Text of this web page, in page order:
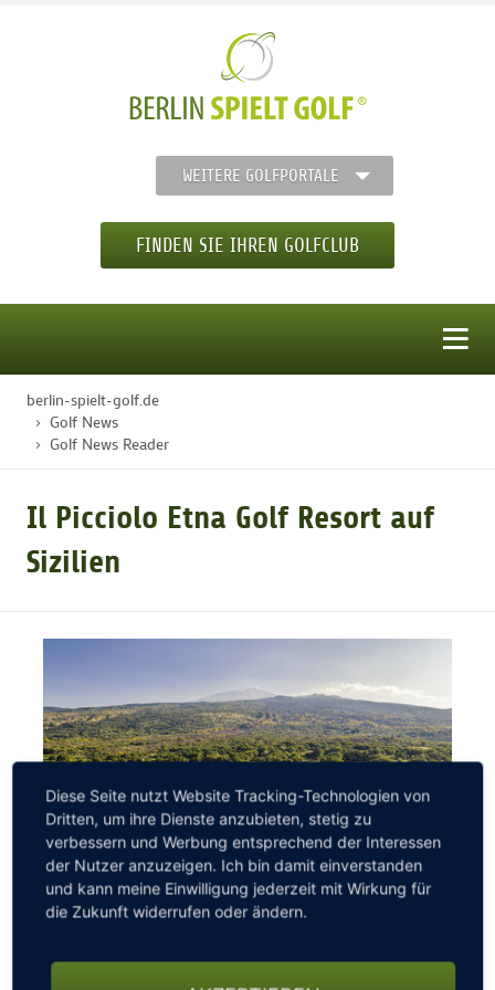
WEITERE GOLFPORTALE
FINDEN SIE IHREN GOLFCLUB
STARTSEITE
GOLFTURNIERE
MITGLIEDSCHAFT
GOLF NEWS
GOLFEINSTEIGER
GOLFHOTELS
berlin-spielt-golf.de
Golf News
Golf News Reader
Il Picciolo Etna Golf Resort auf
Sizilien
Das nur 56 Kilometer von Catania entfernte Il Picciolo
Diese Seite nutzt Website Tracking-Technologien von
Dritten, um ihre Dienste anzubieten, stetig zu
verbessern und Werbung entsprechend der Interessen
der Nutzer anzuzeigen. Ich bin damit einverstanden
und kann meine Einwilligung jederzeit mit Wirkung für
die Zukunft widerrufen oder ändern.